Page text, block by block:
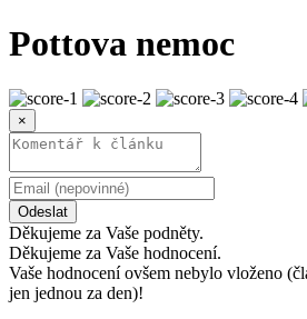
Pottova nemoc
×
Odeslat
Děkujeme za Vaše podněty.
Děkujeme za Vaše hodnocení.
Vaše hodnocení ovšem nebylo vloženo
jen jednou za den)!